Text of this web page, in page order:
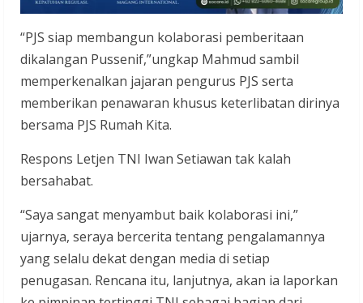
“PJS siap membangun kolaborasi pemberitaan
dikalangan Pussenif,”ungkap Mahmud sambil
memperkenalkan jajaran pengurus PJS serta
memberikan penawaran khusus keterlibatan dirinya
bersama PJS Rumah Kita.
Respons Letjen TNI Iwan Setiawan tak kalah
bersahabat.
“Saya sangat menyambut baik kolaborasi ini,”
ujarnya, seraya bercerita tentang pengalamannya
yang selalu dekat dengan media di setiap
penugasan. Rencana itu, lanjutnya, akan ia laporkan